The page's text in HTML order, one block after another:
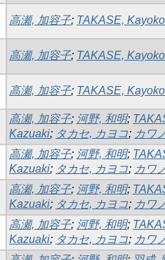
高瀬, 加容子; TAKASE, Kayoko
高瀬, 加容子; TAKASE, Kayoko
高瀬, 加容子; TAKASE, Kayoko
高瀬, 加容子; 河野, 和明;
Kazuaki; タカセ, カヨコ; カワ
高瀬, 加容子; 河野, 和明;
Kazuaki; タカセ, カヨコ; カワ
高瀬, 加容子; 河野, 和明;
Kazuaki; タカセ, カヨコ; カワ
高瀬, 加容子; 河野, 和明;
Kazuaki; タカセ, カヨコ; カワ